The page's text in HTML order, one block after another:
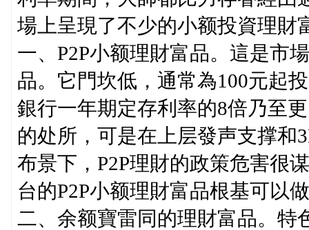
場上呈現了不少的小额投資理財
一、P2P小额理財富品。這是市
品。它門坎低，通常為100元起
銀行一年期定存利率的8倍乃至
的处所，可是在上层發声支撑和
布景下，P2P理財的政策危害很
台的P2P小额理財富品根基可以
二、余额寶雷同的理財富品。特